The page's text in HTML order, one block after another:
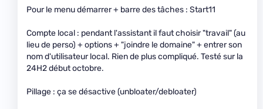
Pour le menu démarrer + barre des tâches : Start11
Compte local : pendant l'assistant il faut choisir "travail" (au
lieu de perso) + options + "joindre le domaine" + entrer son
nom d'utilisateur local. Rien de plus compliqué. Testé sur la
24H2 début octobre.
Pillage : ça se désactive (unbloater/debloater)